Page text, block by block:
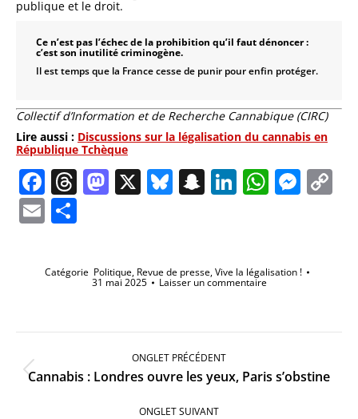
publique et le droit.
Ce n’est pas l’échec de la prohibition qu’il faut dénoncer :
c’est son inutilité criminogène.
Il est temps que la France cesse de punir pour enfin protéger.
Collectif d’Information et de Recherche Cannabique (CIRC)
Lire aussi : Discussions sur la légalisation du cannabis en
République Tchèque
Facebook
Threads
Mastodon
X Bluesky
Snapchat
LinkedIn
Email
Catégorie Politique, Revue de presse,Vive la légalisation !
31 mai 2025 Laisser un commentaire
Navigation
commentaire
ONGLET PRÉCÉDENT
Onglet
précédent
Cannabis : Londres ouvre les yeux, Paris s’obstine
ONGLET SUIVANT